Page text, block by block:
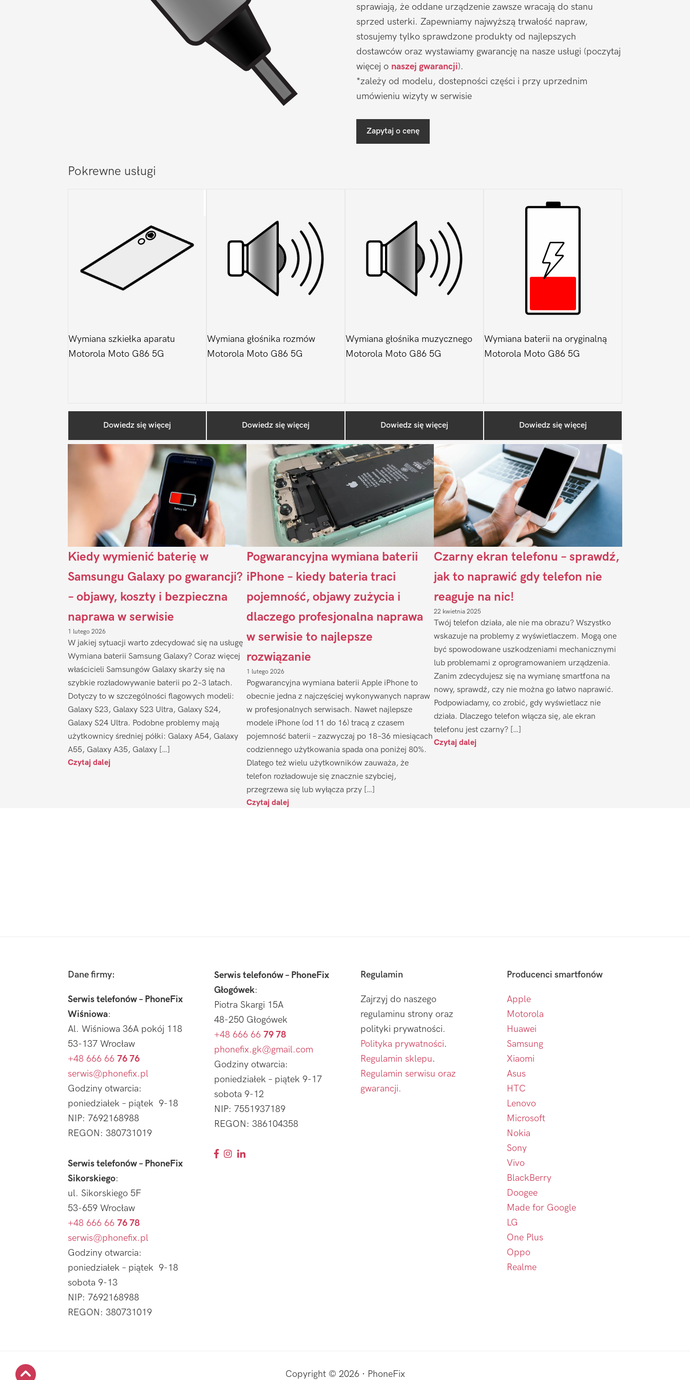
sprawiają, że oddane urządzenie zawsze wracają do stanu
sprzed usterki. Zapewniamy najwyższą trwałość napraw,
stosujemy tylko sprawdzone produkty od najlepszych
dostawców oraz wystawiamy gwarancję na nasze usługi (poczytaj
więcej o naszej gwarancji).
*zależy od modelu, dostepności części i przy uprzednim
umówieniu wizyty w serwisie
Zapytaj o cenę
Pokrewne usługi
Wymiana szkiełka aparatu
Motorola Moto G86 5G
Dowiedz się więcej
Wymiana głośnika rozmów
Motorola Moto G86 5G
Dowiedz się więcej
Wymiana głośnika muzycznego
Motorola Moto G86 5G
Dowiedz się więcej
Wymiana baterii na oryginalną
Motorola Moto G86 5G
Dowiedz się więcej
Sidebar
Ostatnio na blogu
Kiedy wymienić baterię w
Samsungu Galaxy po gwarancji?
– objawy, koszty i bezpieczna
naprawa w serwisie
1 lutego 2026
W jakiej sytuacji warto zdecydować się na usługę
Wymiana baterii Samsung Galaxy? Coraz więcej
właścicieli Samsungów Galaxy skarży się na
szybkie rozładowywanie baterii po 2–3 latach.
Dotyczy to w szczególności flagowych modeli:
Galaxy S23, Galaxy S23 Ultra, Galaxy S24,
Galaxy S24 Ultra. Podobne problemy mają
użytkownicy średniej półki: Galaxy A54, Galaxy
A55, Galaxy A35, Galaxy […]
Czytaj dalej
Pogwarancyjna wymiana baterii
iPhone – kiedy bateria traci
pojemność, objawy zużycia i
dlaczego profesjonalna naprawa
w serwisie to najlepsze
rozwiązanie
1 lutego 2026
Pogwarancyjna wymiana baterii Apple iPhone to
obecnie jedna z najczęściej wykonywanych napraw
w profesjonalnych serwisach. Nawet najlepsze
modele iPhone (od 11 do 16) tracą z czasem
pojemność baterii – zazwyczaj po 18–36 miesiącach
codziennego użytkowania spada ona poniżej 80%.
Dlatego też wielu użytkowników zauważa, że
telefon rozładowuje się znacznie szybciej,
przegrzewa się lub wyłącza przy […]
Czytaj dalej
Czarny ekran telefonu – sprawdź,
jak to naprawić gdy telefon nie
reaguje na nic!
22 kwietnia 2025
Twój telefon działa, ale nie ma obrazu? Wszystko
wskazuje na problemy z wyświetlaczem. Mogą one
być spowodowane uszkodzeniami mechanicznymi
lub problemami z oprogramowaniem urządzenia.
Zanim zdecydujesz się na wymianę smartfona na
nowy, sprawdź, czy nie można go łatwo naprawić.
Podpowiadamy, co zrobić, gdy wyświetlacz nie
działa. Dlaczego telefon włącza się, ale ekran
telefonu jest czarny? […]
Czytaj dalej
Dane firmy:
Serwis telefonów – PhoneFix
Wiśniowa:
Al. Wiśniowa 36A pokój 118
53-137 Wrocław
+48 666 66 76 76
serwis@phonefix.pl
Godziny otwarcia:
poniedziałek – piątek 9-18
NIP: 7692168988
REGON: 380731019
Serwis telefonów – PhoneFix
Sikorskiego:
ul. Sikorskiego 5F
53-659 Wrocław
+48 666 66 76 78
serwis@phonefix.pl
Godziny otwarcia:
poniedziałek – piątek 9-18
sobota 9-13
NIP: 7692168988
REGON: 380731019
Serwis telefonów – PhoneFix
Głogówek:
Piotra Skargi 15A
48-250 Głogówek
+48 666 66 79 78
phonefix.gk@gmail.com
Godziny otwarcia:
poniedziałek – piątek 9-17
sobota 9-12
NIP: 7551937189
REGON: 386104358
Regulamin
Zajrzyj do naszego
regulaminu strony oraz
polityki prywatności.
Polityka prywatności.
Regulamin sklepu.
Regulamin serwisu oraz
gwarancji.
Producenci smartfonów
Apple
Motorola
Huawei
Samsung
Xiaomi
Asus
HTC
Lenovo
Microsoft
Nokia
Sony
Vivo
BlackBerry
Doogee
Made for Google
LG
One Plus
Oppo
Realme
Copyright © 2026 · PhoneFix